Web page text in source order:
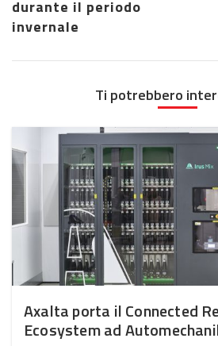
durante il periodo
invernale
Ti potrebbero
Axalta porta il Connected
Ecosystem ad